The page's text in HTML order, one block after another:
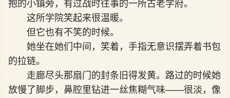
抱的小镇旁，有过战时往事的一所古老学府。
这所学院笑起来很温暖。
但它也有不笑的时候。
她坐在她们中间，笑着，手指无意识摆弄着书包
的拉链。
走廊尽头那扇门的封条旧得发黄。路过的时候她
放慢了脚步，鼻腔里钻进一丝焦糊气味——很淡，像